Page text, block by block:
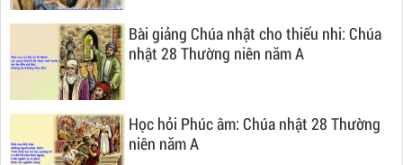
Bài giảng Chúa nhật cho thiếu nhi: Chúa
nhật 28 Thường niên năm A
Học hỏi Phúc âm: Chúa nhật 28 Thường
niên năm A